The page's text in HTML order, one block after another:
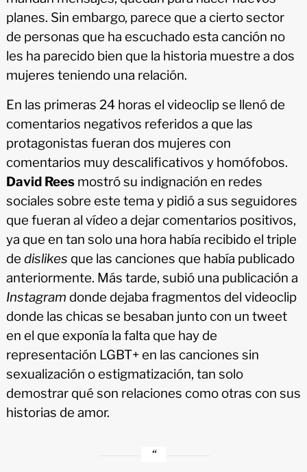
planes. Sin embargo, parece que a cierto sector
de personas que ha escuchado esta canción no
les ha parecido bien que la historia muestre a dos
mujeres teniendo una relación.
En las primeras 24 horas el videoclip se llenó de
comentarios negativos referidos a que las
protagonistas fueran dos mujeres con
comentarios muy descalificativos y homófobos.
David Rees mostró su indignación en redes
sociales sobre este tema y pidió a sus seguidores
que fueran al vídeo a dejar comentarios positivos,
ya que en tan solo una hora había recibido el triple
de dislikes que las canciones que había publicado
anteriormente. Más tarde, subió una publicación a
Instagram donde dejaba fragmentos del videoclip
donde las chicas se besaban junto con un tweet
en el que exponía la falta que hay de
representación LGBT+ en las canciones sin
sexualización o estigmatización, tan solo
demostrar qué son relaciones como otras con sus
historias de amor.